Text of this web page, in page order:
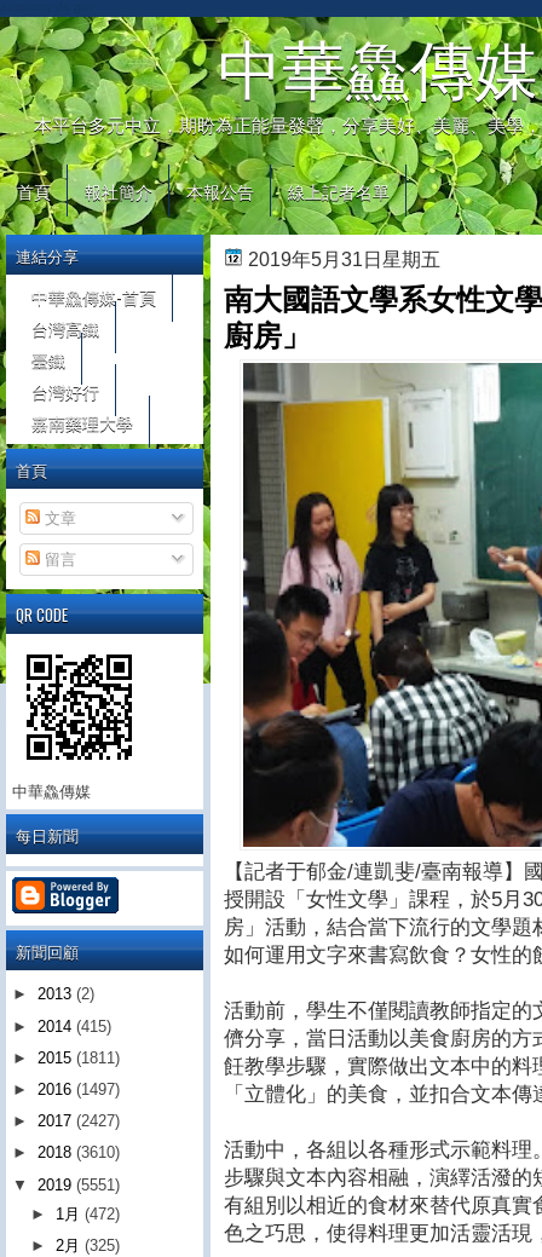
中華鱻傳媒
本平台多元中立，期盼為正能量發聲，分享美好、美麗、美學
首頁 報社簡介 本報公告 線上記者名單
2019年5月31日星期五
南大國語文學系女性文
廚房」
【記者于郁金/連凱斐/臺南報導】
授開設「女性文學」課程，於5月
房」活動，結合當下流行的文學
如何運用文字來書寫飲食？女性
活動前，學生不僅閱讀教師指定
儕分享，當日活動以美食廚房的
飪教學步驟，實際做出文本中的
「立體化」的美食，並扣合文本
活動中，各組以各種形式示範料
步驟與文本內容相融，演繹活潑
有組別以相近的食材來替代原真
色之巧思，使得料理更加活靈活
連結分享
中華鱻傳媒-首頁
台灣高鐵
臺鐵
台灣好行
嘉南藥理大學
首頁
文章
留言
QR CODE
中華鱻傳媒
每日新聞
新聞回顧
► 2013 (2)
► 2014 (415)
► 2015 (1811)
► 2016 (1497)
► 2017 (2427)
► 2018 (3610)
▼ 2019 (5551)
► 1月(472)
►2月(325)